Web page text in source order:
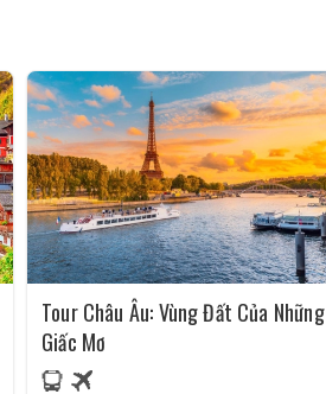
Tour Châu Âu: Vùng Đất Của Những
Giấc Mơ